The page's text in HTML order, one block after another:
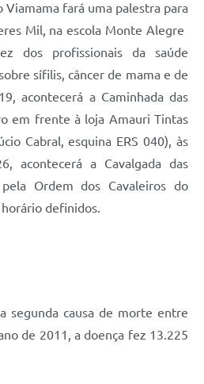
Viamama fará uma palestra para
Mil, na escola Monte Alegre 
dos profissionais da saúde
sífilis, câncer de mama e de
acontecerá a Caminhada das
em frente à loja Amauri Tintas
Cabral, esquina ERS 040), às
acontecerá a Cavalgada das
Ordem dos Cavaleiros do
definidos.
segunda causa de morte entre
de 2011, a doença fez 13.225